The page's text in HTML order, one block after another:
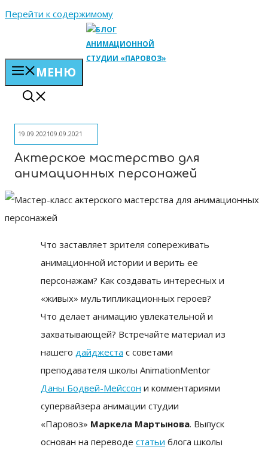
Перейти к содержимому
МЕНЮ
Актерское мастерство для
анимационных персонажей
19.09.202109.09.2021
Что заставляет зрителя сопереживать
анимационной истории и верить ее
персонажам? Как создавать интересных и
«живых» мультипликационных героев?
Что делает анимацию увлекательной и
захватывающей? Встречайте материал из
нашего дайджеста с советами
преподавателя школы AnimationMentor
Даны Бодвей-Мейссон и комментариями
супервайзера анимации студии
«Паровоз» Маркела Мартынова. Выпуск
основан на переводе статьи блога школы